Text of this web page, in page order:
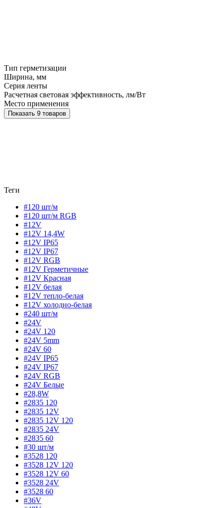
Тип герметизации
Ширина, мм
Серия ленты
Расчетная световая эффективность, лм/Вт
Место применения
Показать 9 товаров
Теги
#120 шт/м
#120 шт/м RGB
#12V
#12V 14,4W
#12V IP65
#12V IP67
#12V RGB
#12V Герметичные
#12V Красная
#12V белая
#12V тепло-белая
#12V холодно-белая
#240 шт/м
#24V
#24V 120
#24V 5mm
#24V 60
#24V IP65
#24V IP67
#24V RGB
#24V Белые
#28,8W
#2835 120
#2835 12V
#2835 12V 120
#2835 24V
#2835 60
#30 шт/м
#3528 120
#3528 12V 120
#3528 12V 60
#3528 24V
#3528 60
#36V